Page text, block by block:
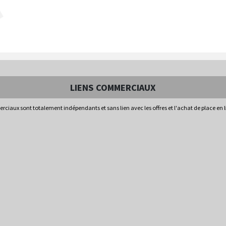
LIENS COMMERCIAUX
sont totalement indépendants et sans lien avec les offres et l'achat de place en